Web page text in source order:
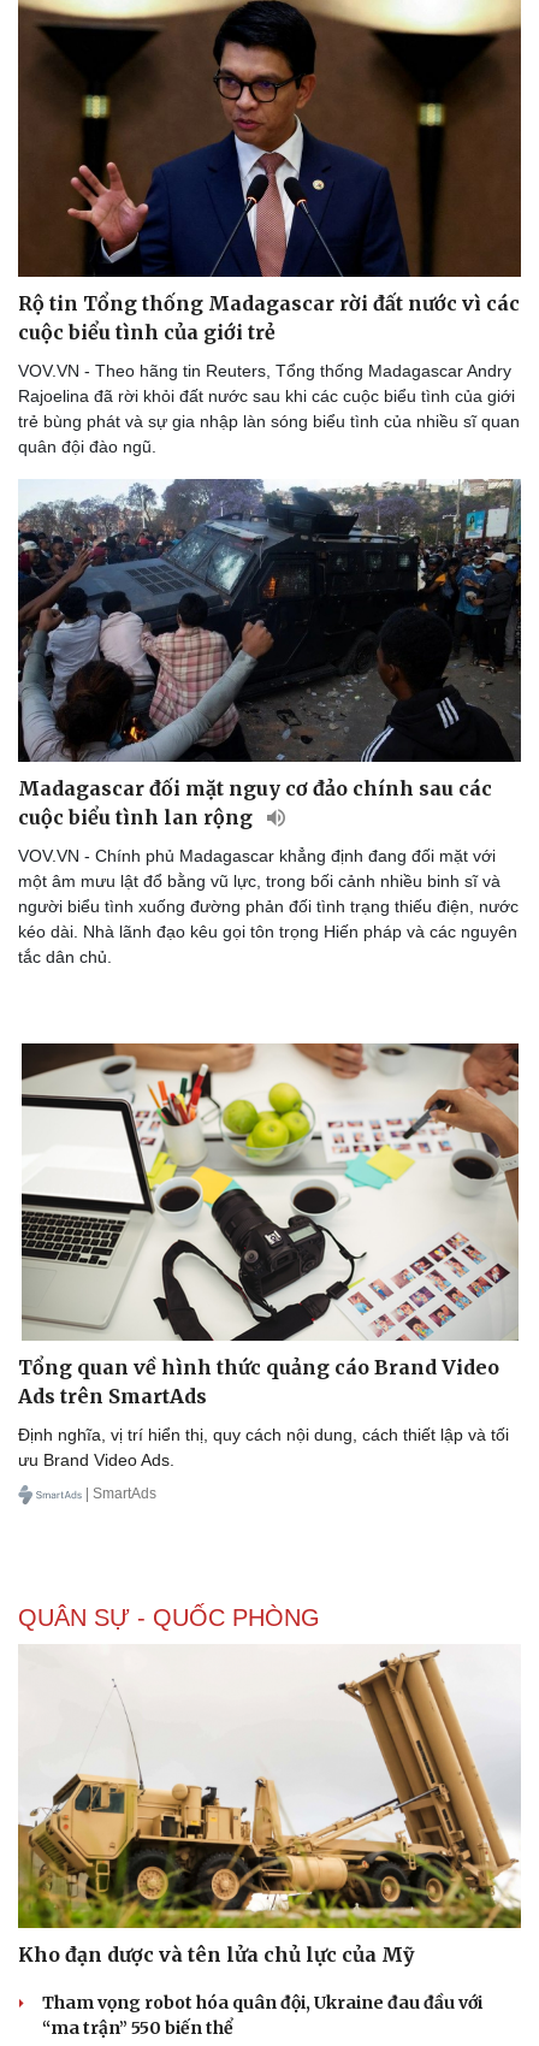
Thể thao
Bóng đá
Lịch thi đấu bóng đá
Thế giới thể thao
eSports
Hậu trường
Xe máy
Tư vấn
Rộ tin Tổng thống Madagascar rời đất nước vì các
cuộc biểu tình của giới trẻ
VOV.VN - Theo hãng tin Reuters, Tổng thống Madagascar Andry
Rajoelina đã rời khỏi đất nước sau khi các cuộc biểu tình của giới
trẻ bùng phát và sự gia nhập làn sóng biểu tình của nhiều sĩ quan
quân đội đào ngũ.
Madagascar đối mặt nguy cơ đảo chính sau các
cuộc biểu tình lan rộng
VOV.VN - Chính phủ Madagascar khẳng định đang đối mặt với
một âm mưu lật đổ bằng vũ lực, trong bối cảnh nhiều binh sĩ và
người biểu tình xuống đường phản đối tình trạng thiếu điện, nước
kéo dài. Nhà lãnh đạo kêu gọi tôn trọng Hiến pháp và các nguyên
tắc dân chủ.
Tổng quan về hình thức quảng cáo Brand Video
Ads trên SmartAds
Định nghĩa, vị trí hiển thị, quy cách nội dung, cách thiết lập và tối
ưu Brand Video Ads.
| SmartAds
QUÂN SỰ - QUỐC PHÒNG
Kho đạn dược và tên lửa chủ lực của Mỹ
Tham vọng robot hóa quân đội, Ukraine đau đầu với
“ma trận” 550 biến thể